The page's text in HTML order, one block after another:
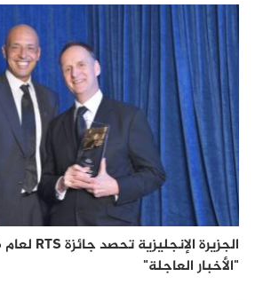
"الأخبار العاجلة"